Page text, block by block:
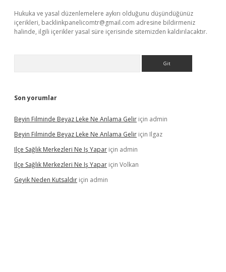
Hukuka ve yasal düzenlemelere aykırı olduğunu düşündüğünüz
içerikleri, backlinkpanelicomtr@gmail.com adresine bildirmeniz
halinde, ilgili içerikler yasal süre içerisinde sitemizden kaldırılacaktır.
Son yorumlar
Beyin Filminde Beyaz Leke Ne Anlama Gelir için admin
Beyin Filminde Beyaz Leke Ne Anlama Gelir için Ilgaz
Ilçe Sağlık Merkezleri Ne Iş Yapar için admin
Ilçe Sağlık Merkezleri Ne Iş Yapar için Volkan
Geyik Neden Kutsaldır için admin